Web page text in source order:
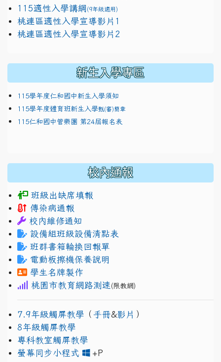
115適性入學講綱 (9年級適用)
link to https://docs.google.com/presentation/d/
桃連區適性入學宣導影片1
link to https://docs.google.com/presentation/d/
桃連區適性入學宣導影片2
新生入學專區
115學年度仁和國中新生入學須知
115學年度體育班新生入學甄(審)簡章
115仁和國中管樂團 第24屆報名表
校內通報
班級出缺席填報
傳染病通報
校內維修通知
設備組班級設備清點表
班群書箱輪換回報單
電動板擦機保養說明
學生名牌製作
桃園市教育網路測速 (限教網)
7.9年級觸屏教學 （ 手冊&影片 ）
8年級觸屏教學
專科教室觸屏教學
螢幕同步小程式
+P